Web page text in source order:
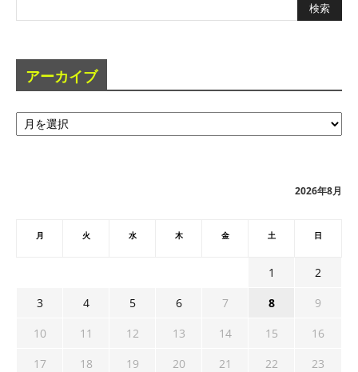
アーカイブ
ア
ー
2026年8月
月 火 水 木 金 土 日
1
2
3
4 5 6 7 8
9
10
11 12 13 14 15
16
17
18 19 20 21 22
23